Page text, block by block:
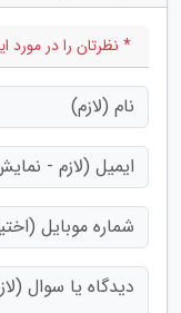
* نظرتان را در مورد